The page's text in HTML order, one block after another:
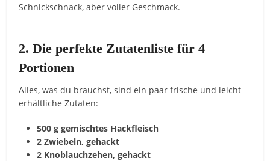
Schnickschnack, aber voller Geschmack.
2. Die perfekte Zutatenliste für 4
Portionen
Alles, was du brauchst, sind ein paar frische und leicht
erhältliche Zutaten:
500 g gemischtes Hackfleisch
2 Zwiebeln, gehackt
2 Knoblauchzehen, gehackt